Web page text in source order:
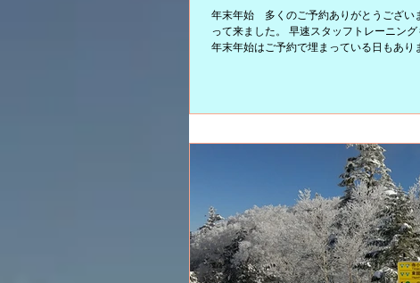
年末年始 多くのご予約ありがとうござい
って来ました。 早速スタッフトレーニン
年末年始はご予約で埋まっている日もあり